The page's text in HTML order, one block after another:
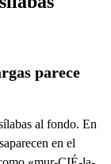
parece
al fondo. En
en el